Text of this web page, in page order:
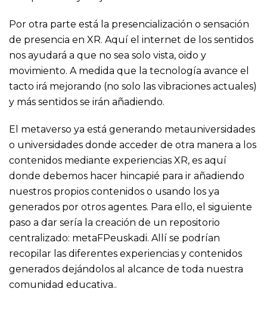
Por otra parte está la presencialización o sensación
de presencia en XR. Aquí el internet de los sentidos
nos ayudará a que no sea solo vista, oido y
movimiento. A medida que la tecnología avance el
tacto irá mejorando (no solo las vibraciones actuales)
y más sentidos se irán añadiendo.
El metaverso ya está generando metauniversidades
o universidades donde acceder de otra manera a los
contenidos mediante experiencias XR, es aquí
donde debemos hacer hincapié para ir añadiendo
nuestros propios contenidos o usando los ya
generados por otros agentes. Para ello, el siguiente
paso a dar sería la creación de un repositorio
centralizado: metaFPeuskadi. Allí se podrían
recopilar las diferentes experiencias y contenidos
generados dejándolos al alcance de toda nuestra
comunidad educativa..